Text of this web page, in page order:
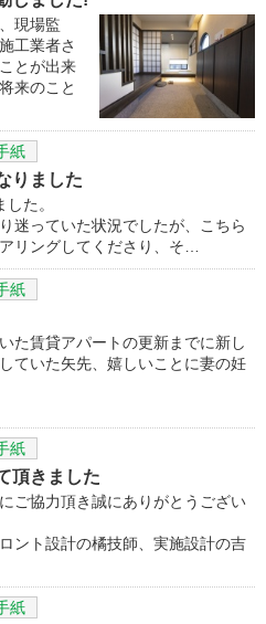
現場監
工業者さ
とが出来
来のこと
紙
りました
た。
迷っていた状況でしたが、こちら
リングしてくださり、そ…
紙
た賃貸アパートの更新までに新し
ていた矢先、嬉しいことに妻の妊
紙
頂きました
ご協力頂き誠にありがとうござい
ント設計の橘技師、実施設計の吉
紙